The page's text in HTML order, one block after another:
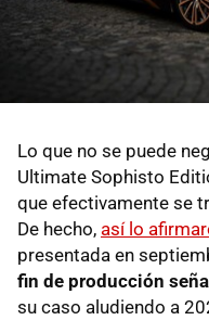
Lo que no se puede
Ultimate Sophisto
que efectivamente se
De hecho, así lo
presentada en
fin de producción
su caso aludiendo a